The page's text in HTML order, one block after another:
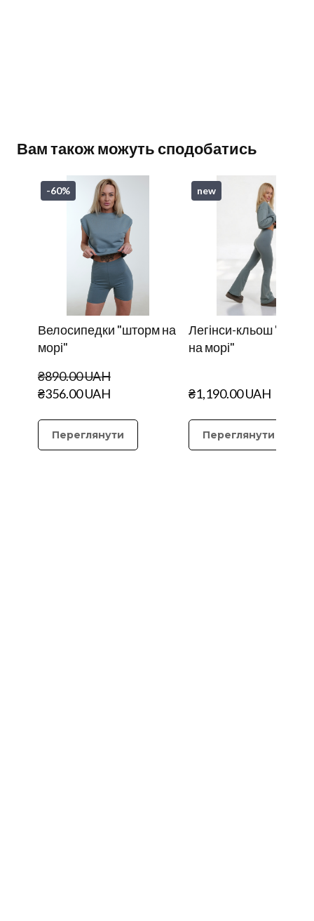
Вам також можуть сподобатись
-60%
Велосипедки "шторм на
морі"
₴890.00 UAH
₴356.00 UAH
Переглянути
new
Легінси-кльош
на морі"
₴1,190.00 UAH
Переглянути